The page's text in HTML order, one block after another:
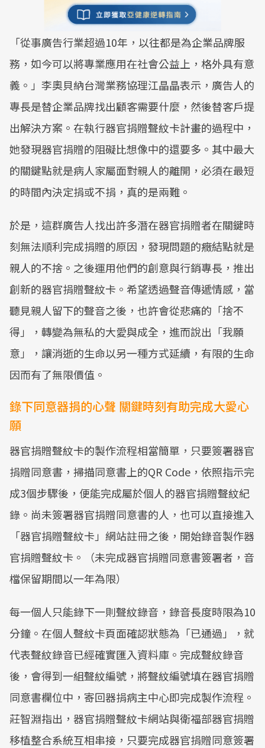
「從事廣告行業超過10年，以往都是為企業品牌服
務，如今可以將專業應用在社會公益上，格外具有意
義。」李奧貝納台灣業務協理江晶晶表示，廣告人的
專長是替企業品牌找出顧客需要什麼，然後替客戶提
出解決方案。在執行器官捐贈聲紋卡計畫的過程中，
她發現器官捐贈的阻礙比想像中的還要多。其中最大
的關鍵點就是病人家屬面對親人的離開，必須在最短
的時間內決定捐或不捐，真的是兩難。
於是，這群廣告人找出許多潛在器官捐贈者在關鍵時
刻無法順利完成捐贈的原因，發現問題的癥結點就是
親人的不捨。之後運用他們的創意與行銷專長，推出
創新的器官捐贈聲紋卡。希望透過聲音傳遞情感，當
聽見親人留下的聲音之後，也許會從悲痛的「捨不
得」，轉變為無私的大愛與成全，進而說出「我願
意」，讓消逝的生命以另一種方式延續，有限的生命
因而有了無限價值。
錄下同意器捐的心聲 關鍵時刻有助完成大愛心
願
器官捐贈聲紋卡的製作流程相當簡單，只要簽署器官
捐贈同意書，掃描同意書上的QR Code，依照指示完
成3個步驟後，便能完成屬於個人的器官捐贈聲紋紀
錄。尚未簽署器官捐贈同意書的人，也可以直接進入
「器官捐贈聲紋卡」網站註冊之後，開始錄音製作器
官捐贈聲紋卡。（未完成器官捐贈同意書簽署者，音
檔保留期間以一年為限）
每一個人只能錄下一則聲紋錄音，錄音長度時限為10
分鐘。在個人聲紋卡頁面確認狀態為「已通過」，就
代表聲紋錄音已經確實匯入資料庫。完成聲紋錄音
後，會得到一組聲紋編號，將聲紋編號填在器官捐贈
同意書欄位中，寄回器捐病主中心即完成製作流程。
莊智淵指出，器官捐贈聲紋卡網站與衛福部器官捐贈
移植整合系統互相串接，只要完成器官捐贈同意簽署